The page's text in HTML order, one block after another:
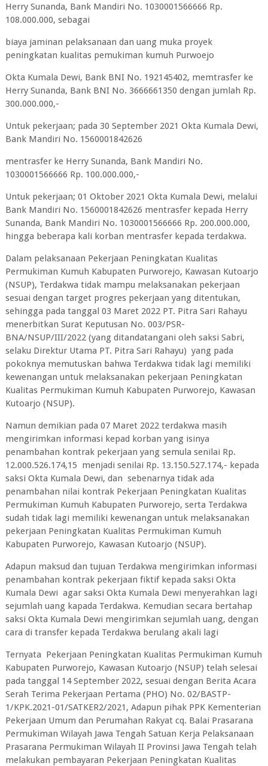
Herry Sunanda, Bank Mandiri No. 1030001566666 Rp.
108.000.000, sebagai
biaya jaminan pelaksanaan dan uang muka proyek
peningkatan kualitas pemukiman kumuh Purwoejo
Okta Kumala Dewi, Bank BNI No. 192145402, memtrasfer ke
Herry Sunanda, Bank BNI No. 3666661350 dengan jumlah Rp.
300.000.000,-
Untuk pekerjaan; pada 30 September 2021 Okta Kumala Dewi,
Bank Mandiri No. 1560001842626
mentrasfer ke Herry Sunanda, Bank Mandiri No.
1030001566666 Rp. 100.000.000,-
Untuk pekerjaan; 01 Oktober 2021 Okta Kumala Dewi, melalui
Bank Mandiri No. 1560001842626 mentrasfer kepada Herry
Sunanda, Bank Mandiri No. 1030001566666 Rp. 200.000.000,
hingga beberapa kali korban mentrasfer kepada terdakwa.
Dalam pelaksanaan Pekerjaan Peningkatan Kualitas
Permukiman Kumuh Kabupaten Purworejo, Kawasan Kutoarjo
(NSUP), Terdakwa tidak mampu melaksanakan pekerjaan
sesuai dengan target progres pekerjaan yang ditentukan,
sehingga pada tanggal 03 Maret 2022 PT. Pitra Sari Rahayu
menerbitkan Surat Keputusan No. 003/PSR-
BNA/NSUP/III/2022 (yang ditandatangani oleh saksi Sabri,
selaku Direktur Utama PT. Pitra Sari Rahayu) yang pada
pokoknya memutuskan bahwa Terdakwa tidak lagi memiliki
kewenangan untuk melaksanakan pekerjaan Peningkatan
Kualitas Permukiman Kumuh Kabupaten Purworejo, Kawasan
Kutoarjo (NSUP).
Namun demikian pada 07 Maret 2022 terdakwa masih
mengirimkan informasi kepad korban yang isinya
penambahan kontrak pekerjaan yang semula senilai Rp.
12.000.526.174,15 menjadi senilai Rp. 13.150.527.174,- kepada
saksi Okta Kumala Dewi, dan sebenarnya tidak ada
penambahan nilai kontrak Pekerjaan Peningkatan Kualitas
Permukiman Kumuh Kabupaten Purworejo, serta Terdakwa
sudah tidak lagi memiliki kewenangan untuk melaksanakan
pekerjaan Peningkatan Kualitas Permukiman Kumuh
Kabupaten Purworejo, Kawasan Kutoarjo (NSUP).
Adapun maksud dan tujuan Terdakwa mengirimkan informasi
penambahan kontrak pekerjaan fiktif kepada saksi Okta
Kumala Dewi agar saksi Okta Kumala Dewi menyerahkan lagi
sejumlah uang kapada Terdakwa. Kemudian secara bertahap
saksi Okta Kumala Dewi mengirimkan sejumlah uang, dengan
cara di transfer kepada Terdakwa berulang akali lagi
Ternyata Pekerjaan Peningkatan Kualitas Permukiman Kumuh
Kabupaten Purworejo, Kawasan Kutoarjo (NSUP) telah selesai
pada tanggal 14 September 2022, sesuai dengan Berita Acara
Serah Terima Pekerjaan Pertama (PHO) No. 02/BASTP-
1/KPK.2021-01/SATKER2/2021, Adapun pihak PPK Kementerian
Pekerjaan Umum dan Perumahan Rakyat cq. Balai Prasarana
Permukiman Wilayah Jawa Tengah Satuan Kerja Pelaksanaan
Prasarana Permukiman Wilayah II Provinsi Jawa Tengah telah
melakukan pembayaran Pekerjaan Peningkatan Kualitas